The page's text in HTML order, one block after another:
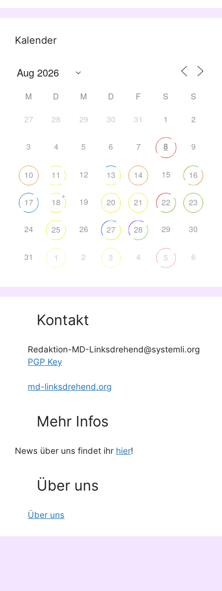
Kalender
M D M D F S
S
27
28 29 30 31 1 2
3 4 5 6 7 8 9
10 11 12 13 14 15 16
17 18
+
19 20 21 22 23
24 25 26 27 28 29 30
31 1 2 3 4 5 6
Kontakt
Redaktion-MD-Linksdrehend@systemli.org
PGP Key
md-linksdrehend.org
Mehr Infos
News über uns findet ihr hier!
Über uns
Über uns